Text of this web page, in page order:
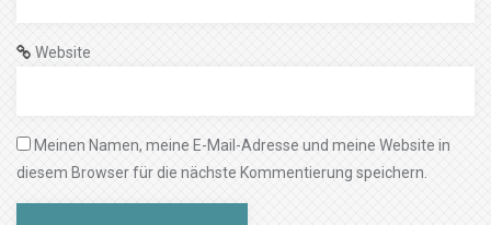
Website
Meinen Namen, meine E-Mail-Adresse und meine Website in
diesem Browser für die nächste Kommentierung speichern.